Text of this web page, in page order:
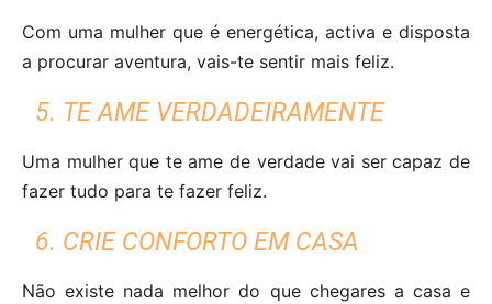
Com uma mulher que é energética, activa e disposta
a procurar aventura, vais-te sentir mais feliz.
5. TE AME VERDADEIRAMENTE
Uma mulher que te ame de verdade vai ser capaz de
fazer tudo para te fazer feliz.
6. CRIE CONFORTO EM CASA
Não existe nada melhor do que chegares a casa e